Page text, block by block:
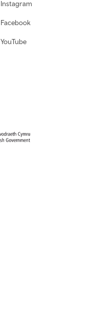
Instagram
Facebook
YouTube